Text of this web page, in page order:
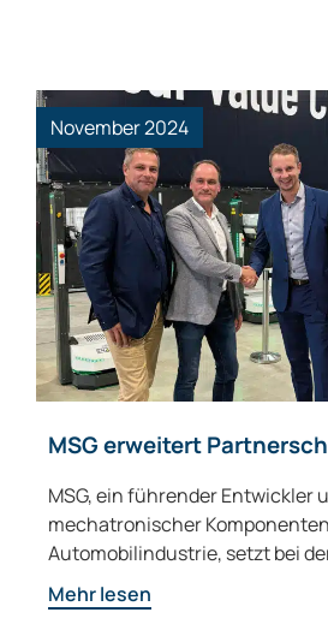
November 2024
MSG erweitert
MSG, ein führender Entwickler
mechatronischer
Automobilindustrie, setzt bei
Mehr lesen